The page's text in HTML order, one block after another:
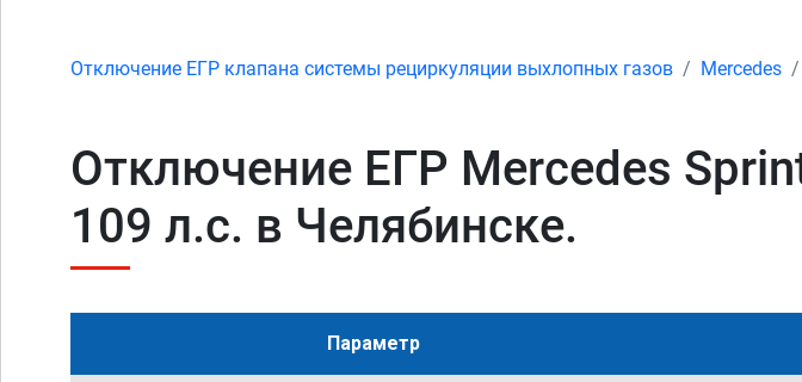
Отключение ЕГР клапана системы рециркуляции выхлопных газов Mercedes
Отключение ЕГР Mercedes
109 л.с. в Челябинске.
Параметр